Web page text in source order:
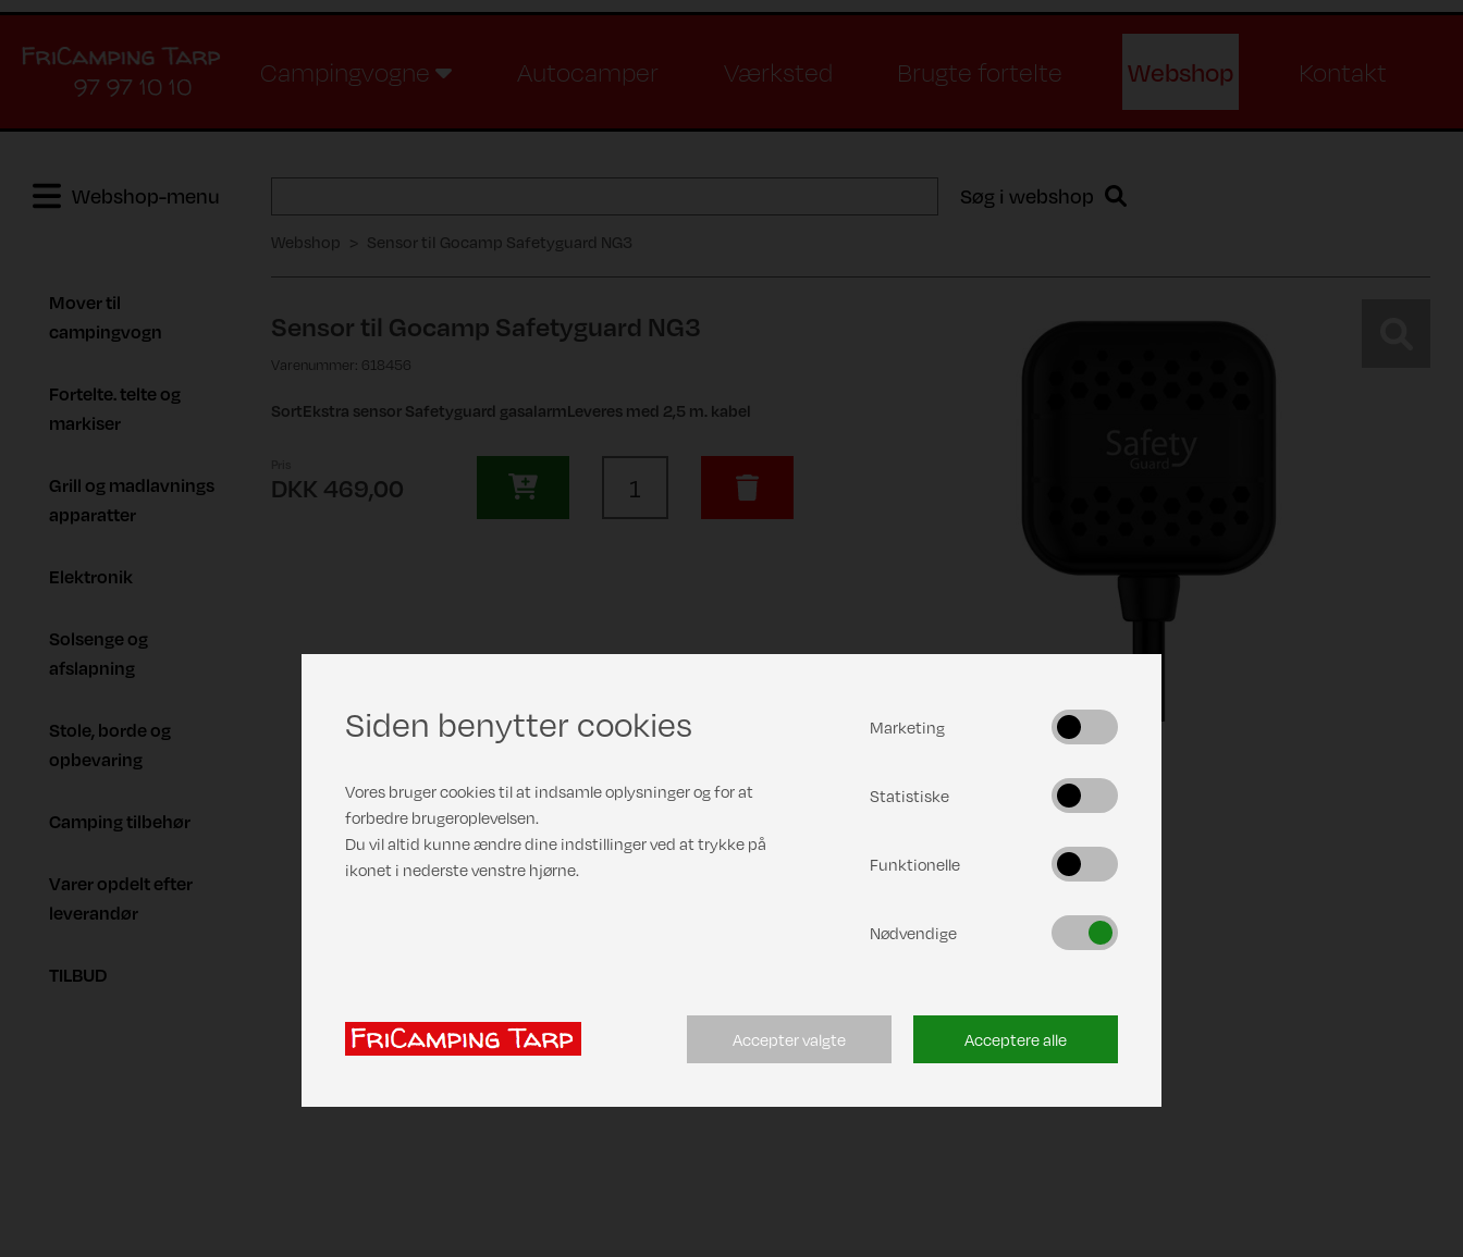
97 97 10 10
Campingvogne Autocamper Værksted Brugte fortelte Webshop Kontakt
Webshop-menu Søg i webshop
Webshop Sensor til Gocamp Safetyguard NG3
Mover til
campingvogn
Fortelte. telte og
markiser
Grill og madlavnings
apparatter
Elektronik
Solsenge og
afslapning
Stole, borde og
opbevaring
Camping tilbehør
Varer opdelt efter
leverandør
TILBUD
Sensor til Gocamp Safetyguard NG3
Varenummer: 618456
SortEkstra sensor Safetyguard gasalarmLeveres med 2,5 m. kabel
DKK 469,00
Siden benytter cookies
Vores bruger cookies til at indsamle oplysninger og for at
forbedre brugeroplevelsen.
Du vil altid kunne ændre dine indstillinger ved at trykke på
ikonet i nederste venstre hjørne.
Marketing
Statistiske
Funktionelle
Nødvendige
Accepter valgte Acceptere alle